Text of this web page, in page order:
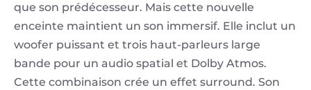
que son prédécesseur. Mais cette nouvelle
enceinte maintient un son immersif. Elle inclut un
woofer puissant et trois haut-parleurs large
bande pour un audio spatial et Dolby Atmos.
Cette combinaison crée un effet surround. Son